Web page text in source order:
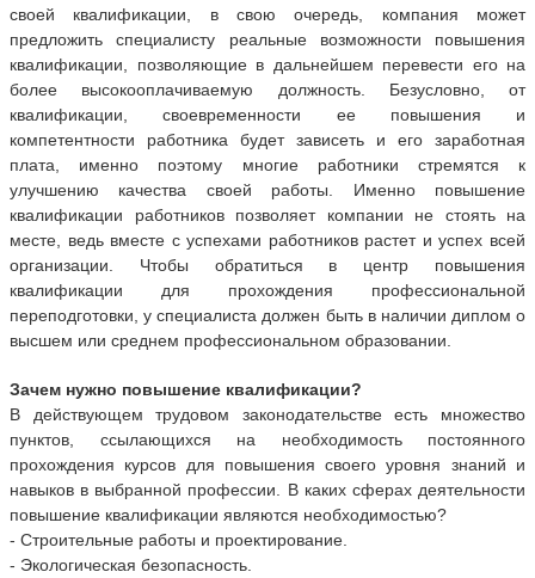
своей квалификации, в свою очередь, компания может
предложить специалисту реальные возможности повышения
квалификации, позволяющие в дальнейшем перевести его на
более высокооплачиваемую должность. Безусловно, от
квалификации, своевременности ее повышения и
компетентности работника будет зависеть и его заработная
плата, именно поэтому многие работники стремятся к
улучшению качества своей работы. Именно повышение
квалификации работников позволяет компании не стоять на
месте, ведь вместе с успехами работников растет и успех всей
организации. Чтобы обратиться в центр повышения
квалификации для прохождения профессиональной
переподготовки, у специалиста должен быть в наличии диплом о
высшем или среднем профессиональном образовании.
Зачем нужно повышение квалификации?
В действующем трудовом законодательстве есть множество
пунктов, ссылающихся на необходимость постоянного
прохождения курсов для повышения своего уровня знаний и
навыков в выбранной профессии. В каких сферах деятельности
повышение квалификации являются необходимостью?
- Строительные работы и проектирование.
- Экологическая безопасность.